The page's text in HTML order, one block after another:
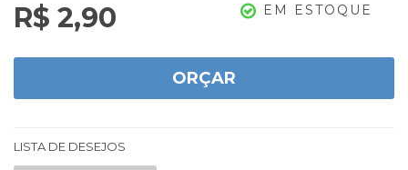
R$ 2,90 EM ESTOQUE
ORÇAR
LISTA DE DESEJOS